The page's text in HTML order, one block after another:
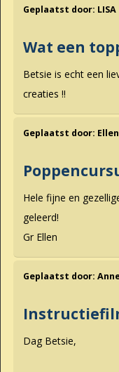
Geplaatst door: LISA
Wat een
Betsie is echt een
creaties !!
Geplaatst door:
Hele fijne en
geleerd!
Gr Ellen
Geplaatst door:
Dag Betsie,